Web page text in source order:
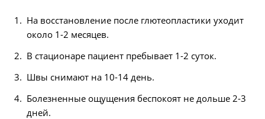
На восстановление после глютеопластики уходит
около 1-2 месяцев.
В стационаре пациент пребывает 1-2 суток.
Швы снимают на 10-14 день.
Болезненные ощущения беспокоят не дольше 2-3
дней.